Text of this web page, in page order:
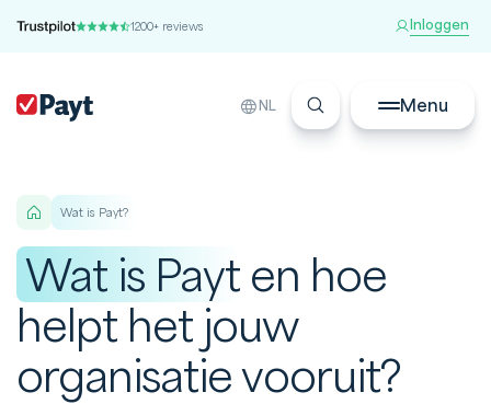
1200+ reviews Inloggen
NL Menu
Wat is Payt?
Wat is Payt en hoe
helpt het jouw
organisatie vooruit?